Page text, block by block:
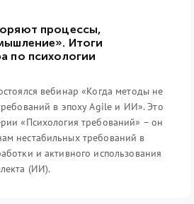
процессы,
Итоги
по психологии
вебинар «Когда методы не
в эпоху Agile и ИИ». Это
«Психология требований» – он
нестабильных требований в
и активного использования
(ИИ).